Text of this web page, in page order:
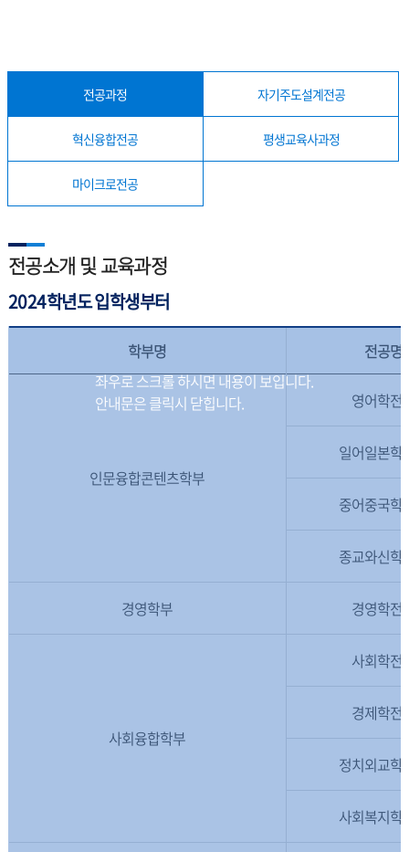
전공과정 자기주도설계전공
혁신융합전공 평생교육사과정
마이크로전공
전공소개 및 교육과정
2024학년도 입학생부터
학부명 전공명
인문융합콘텐츠학부
영어학전
일어일본학
중어중국학
종교와신학
경영학부 경영학전
사회융합학부
사회학전
경제학전
정치외교학
사회복지학